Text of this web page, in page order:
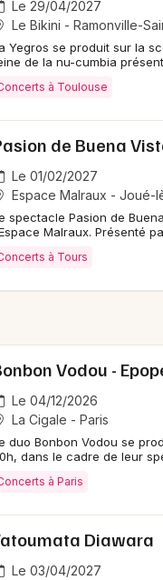
concert de Zouk
dans la
pendant un
festif et dansant,
et afro-antillaises
Le 29/04/2027
Le Bikini - Ramonville-
Yegros se produit sur la
de la nu-cumbia
à Toulouse
de Buena
Le 01/02/2027
Espace Malraux - Joué-
spectacle Pasion de
Malraux. Présenté
à Tours
Vodou -
Le 04/12/2026
La Cigale - Paris
duo Bonbon Vodou se
dans le cadre de leur
à Paris
Diawara
Le 03/04/2027